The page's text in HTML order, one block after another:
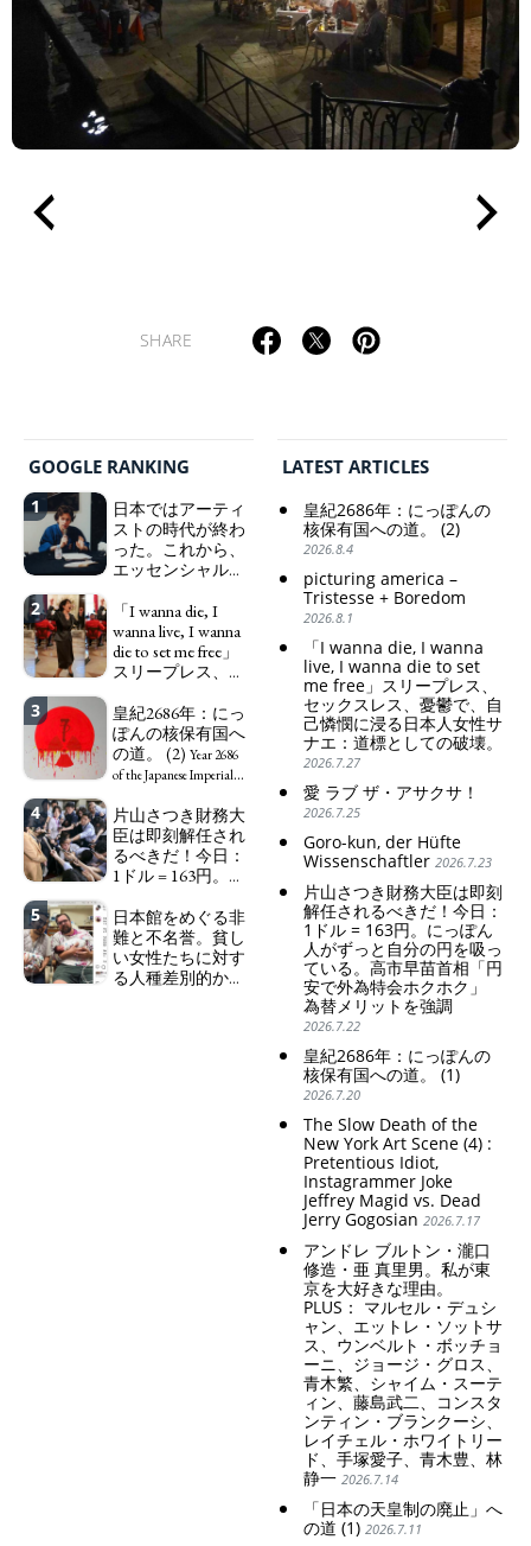
SHARE
GOOGLE RANKING
1
日本ではアーティ
ストの時代が終わ
った。これから、
エッセンシャルワ
ワーカー、ソーシ
ャルワーカーと同
じ、アートワーカ
ーになる。We have
word "artist" into the
word "Art Worker"
(similar to "Essential
Worker", "Sex Worker" or
2
「I wanna die, I
wanna live, I wanna
die to set me free」
スリープレス、セ
で、自己憐憫に浸
る日本人女性サナ
エ：道標としての
破壊。"I wanna die, I
set me free" - Sanae, a
Japanese woman who is
sleepless, sexless, depressive
and wallowing in self-
guidepost.
3
皇紀2686年：にっ
ぽんの核保有国へ
の道。 (2) Year 2686
of the Japanese Imperial
Becoming a Nuclear
Power. (2)
4
片山さつき財務大
臣は即刻解任され
るべきだ！今日：
1ドル = 163円。に
自分の円を吸って
いる。高市早苗首
相「円安で外為特
会ホクホク」 為
5
日本館をめぐる非
難と不名誉。貧し
い女性たちに対す
る人種差別的かつ
LATEST ARTICLES
皇紀2686年：にっぽんの
核保有国への道。 (2)
2026.8.4
picturing america –
Tristesse + Boredom
2026.8.1
「I wanna die, I wanna
live, I wanna die to set
me free」スリープレス、
セックスレス、憂鬱で、自
己憐憫に浸る日本人女性サ
ナエ：道標としての破壊。
2026.7.27
愛 ラブ ザ・アサクサ！
2026.7.25
Goro-kun, der Hüfte
Wissenschaftler 2026.7.23
片山さつき財務大臣は即刻
解任されるべきだ！今日：
1ドル = 163円。にっぽん
人がずっと自分の円を吸っ
ている。高市早苗首相「円
安で外為特会ホクホク」
為替メリットを強調
2026.7.22
皇紀2686年：にっぽんの
核保有国への道。 (1)
2026.7.20
The Slow Death of the
New York Art Scene (4) :
Pretentious Idiot,
Instagrammer Joke
Jeffrey Magid vs. Dead
Jerry Gogosian 2026.7.17
アンドレ ブルトン・瀧口
修造・亜 真里男。私が東
京を大好きな理由。
PLUS： マルセル・デュシ
ャン、エットレ・ソットサ
ス、ウンベルト・ボッチョ
ーニ、ジョージ・グロス、
青木繁、シャイム・スーテ
ィン、藤島武二、コンスタ
ンティン・ブランクーシ、
レイチェル・ホワイトリー
ド、手塚愛子、青木豊、林
静一 2026.7.14
「日本の天皇制の廃止」へ
の道 (1) 2026.7.11